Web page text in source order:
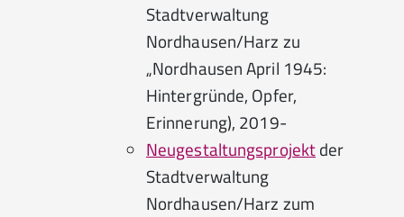
Stadtverwaltung
Nordhausen/Harz zu
„Nordhausen April 1945:
Hintergründe, Opfer,
Erinnerung), 2019-
Neugestaltungsprojektder
Stadtverwaltung
Nordhausen/Harz zum